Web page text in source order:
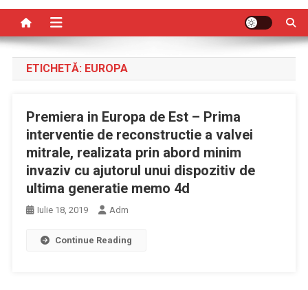
ETICHETĂ: EUROPA
Premiera in Europa de Est – Prima
interventie de reconstructie a valvei
mitrale, realizata prin abord minim
invaziv cu ajutorul unui dispozitiv de
ultima generatie memo 4d
Iulie 18, 2019 Adm
Continue Reading